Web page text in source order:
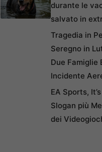
durante le
salvato in
Tragedia in
Seregno in
Due Famiglie
Incidente
EA Sports,
Slogan più
dei